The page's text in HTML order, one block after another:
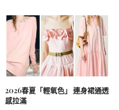
2026春夏「輕氧色」 連身裙通透
感拉滿